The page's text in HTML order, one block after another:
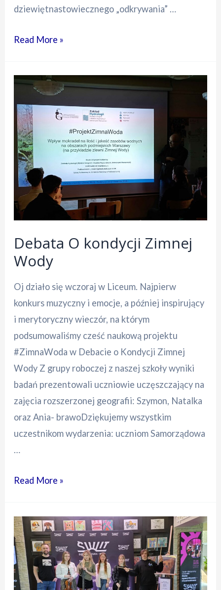
dziewiętnastowiecznego „odkrywania” …
Peleryna,
znak
tajemny
–
wyjazd
rozszerzenia
(język
polski
z
odrobiną
Read More »
Debata O kondycji Zimnej
Wody
Oj działo się wczoraj w Liceum. Najpierw
konkurs muzyczny i emocje, a później inspirujący
i merytoryczny wieczór, na którym
podsumowaliśmy cześć naukową projektu
#ZimnaWoda w Debacie o Kondycji Zimnej
Wody Z grupy roboczej z naszej szkoły wyniki
badań prezentowali uczniowie uczęszczający na
zajęcia rozszerzonej geografii: Szymon, Natalka
oraz Ania- brawoDziękujemy wszystkim
uczestnikom wydarzenia: uczniom Samorządowa
…
Debata
Zimnej
Wody
Read More »